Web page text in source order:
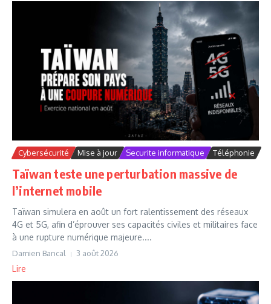
Cybersécurité Mise à jour Securite informatique Téléphonie
Taïwan teste une perturbation massive de
l’internet mobile
Taïwan simulera en août un fort ralentissement des réseaux
4G et 5G, afin d’éprouver ses capacités civiles et militaires face
à une rupture numérique majeure....
Damien Bancal 3 août 2026
Lire